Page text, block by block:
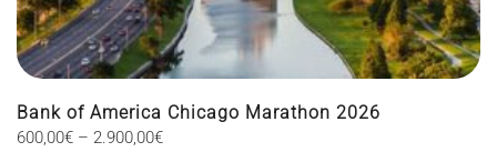
Bank of America Chicago Marathon 2026
600,00€ – 2.900,00€Price